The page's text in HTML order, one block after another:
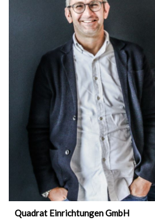
Quadrat Einrichtungen GmbH